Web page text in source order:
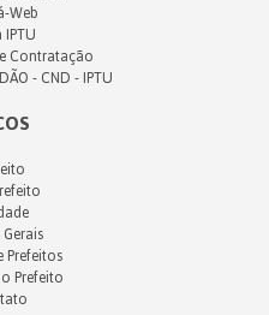
Web
IPTU
Contratação
- CND - IPTU
Prefeitos
Prefeito